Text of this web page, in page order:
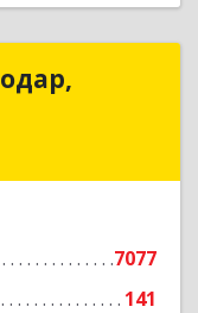
7077
141
офис
4, пом.3-12,14
Подробнее